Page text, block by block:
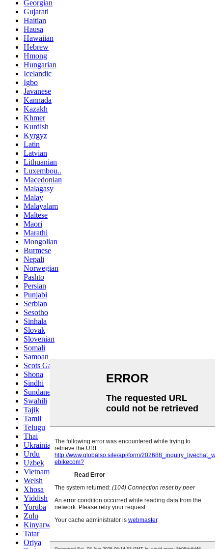
Georgian
Gujarati
Haitian
Hausa
Hawaiian
Hebrew
Hmong
Hungarian
Icelandic
Igbo
Javanese
Kannada
Kazakh
Khmer
Kurdish
Kyrgyz
Latin
Latvian
Lithuanian
Luxembou..
Macedonian
Malagasy
Malay
Malayalam
Maltese
Maori
Marathi
Mongolian
Burmese
Nepali
Norwegian
Pashto
Persian
Punjabi
Serbian
Sesotho
Sinhala
Slovak
Slovenian
Somali
Samoan
Scots Gaelic
Shona
Sindhi
Sundanese
Swahili
Tajik
Tamil
Telugu
Thai
Ukrainian
Urdu
Uzbek
Vietnamese
Welsh
Xhosa
Yiddish
Yoruba
Zulu
Kinyarwanda
Tatar
Oriya